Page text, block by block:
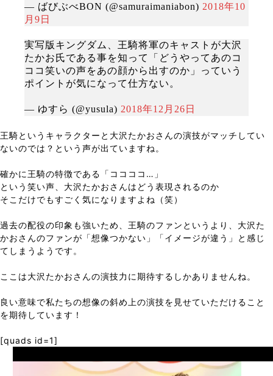
— ばびぶべBON (@samuraimaniabon) 2018年10
月9日
実写版キングダム、王騎将軍のキャストが大沢
たかお氏である事を知って「どうやってあのコ
ココ笑いの声をあの顔から出すのか」っていう
ポイントが気になって仕方ない。
— ゆすら (@yusula) 2018年12月26日
王騎というキャラクターと大沢たかおさんの演技がマッチしてい
ないのでは？という声が出ていますね。
確かに王騎の特徴である「ココココ…」
という笑い声、大沢たかおさんはどう表現されるのか
そこだけでもすごく気になりますよね（笑）
過去の配役の印象も強いため、王騎のファンというより、大沢た
かおさんのファンが「想像つかない」「イメージが違う」と感じ
てしまうようです。
ここは大沢たかおさんの演技力に期待するしかありませんね。
良い意味で私たちの想像の斜め上の演技を見せていただけること
を期待しています！
[quads id=1]